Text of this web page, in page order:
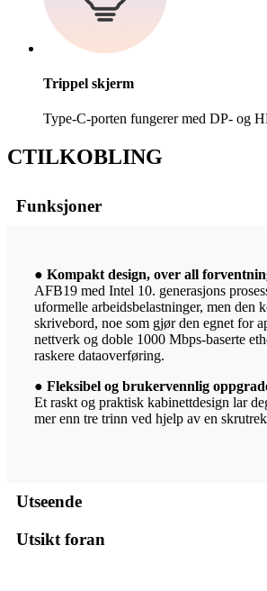
Trippel skjerm
Type-C-porten fungerer med DP- og
CTILKOBLING
Funksjoner
● Kompakt design, over all
AFB19 med Intel 10. generasjons
uformelle arbeidsbelastninger, men den
skrivebord, noe som gjør den egnet for
nettverk og doble 1000 Mbps-baserte
raskere dataoverføring.
● Fleksibel og brukervennlig
Et raskt og praktisk kabinettdesign lar
mer enn tre trinn ved hjelp av en
Utseende
Utsikt foran